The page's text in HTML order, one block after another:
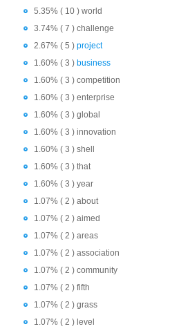
5.35% ( 10 ) world
3.74% ( 7 ) challenge
2.67% ( 5 ) project
1.60% ( 3 ) business
1.60% ( 3 ) competition
1.60% ( 3 ) enterprise
1.60% ( 3 ) global
1.60% ( 3 ) innovation
1.60% ( 3 ) shell
1.60% ( 3 ) that
1.60% ( 3 ) year
1.07% ( 2 ) about
1.07% ( 2 ) aimed
1.07% ( 2 ) areas
1.07% ( 2 ) association
1.07% ( 2 ) community
1.07% ( 2 ) fifth
1.07% ( 2 ) grass
1.07% ( 2 ) level